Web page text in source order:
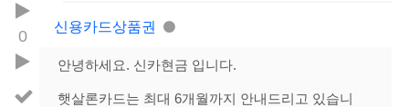
0
신용카드상품권
안녕하세요. 신카현금 입니다.
햇살론카드는 최대 6개월까지 안내드리고 있습니